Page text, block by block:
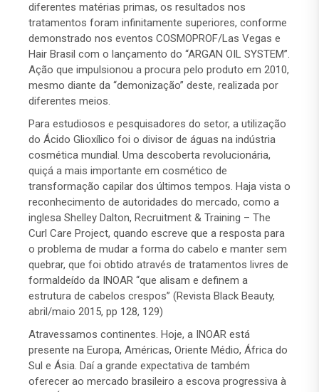
diferentes matérias primas, os resultados nos
tratamentos foram infinitamente superiores, conforme
demonstrado nos eventos COSMOPROF/Las Vegas e
Hair Brasil com o lançamento do “ARGAN OIL SYSTEM”.
Ação que impulsionou a procura pelo produto em 2010,
mesmo diante da “demonização” deste, realizada por
diferentes meios.
Para estudiosos e pesquisadores do setor, a utilização
do Ácido Glioxílico foi o divisor de águas na indústria
cosmética mundial. Uma descoberta revolucionária,
quiçá a mais importante em cosmético de
transformação capilar dos últimos tempos. Haja vista o
reconhecimento de autoridades do mercado, como a
inglesa Shelley Dalton, Recruitment & Training – The
Curl Care Project, quando escreve que a resposta para
o problema de mudar a forma do cabelo e manter sem
quebrar, que foi obtido através de tratamentos livres de
formaldeído da INOAR “que alisam e definem a
estrutura de cabelos crespos” (Revista Black Beauty,
abril/maio 2015, pp 128, 129)
Atravessamos continentes. Hoje, a INOAR está
presente na Europa, Américas, Oriente Médio, África do
Sul e Ásia. Daí a grande expectativa de também
oferecer ao mercado brasileiro a escova progressiva à